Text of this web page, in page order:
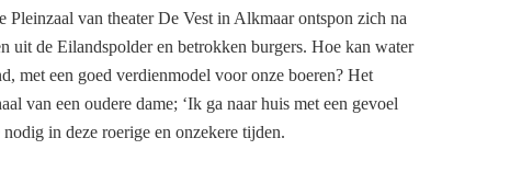
van theater De Vest in Alkmaar ontspon zich na
uit de Eilandspolder en betrokken burgers. Hoe kan water
met een goed verdienmodel voor onze boeren? Het
van een oudere dame; ‘Ik ga naar huis met een gevoel
in deze roerige en onzekere tijden.